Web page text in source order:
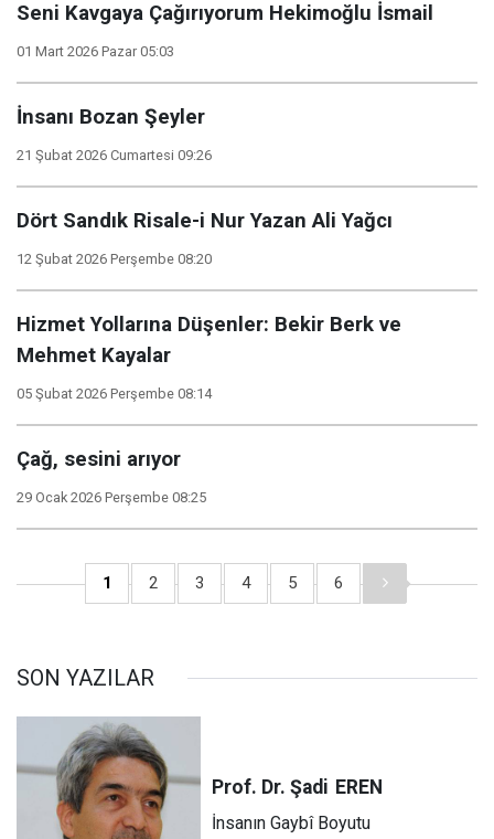
Seni Kavgaya Çağırıyorum Hekimoğlu İsmail
01 Mart 2026 Pazar 05:03
İnsanı Bozan Şeyler
21 Şubat 2026 Cumartesi 09:26
Dört Sandık Risale-i Nur Yazan Ali Yağcı
12 Şubat 2026 Perşembe 08:20
Hizmet Yollarına Düşenler: Bekir Berk ve
Mehmet Kayalar
05 Şubat 2026 Perşembe 08:14
Çağ, sesini arıyor
29 Ocak 2026 Perşembe 08:25
1 2 3 4 5 6
SON YAZILAR
Prof. Dr. Şadi EREN
İnsanın Gaybî Boyutu